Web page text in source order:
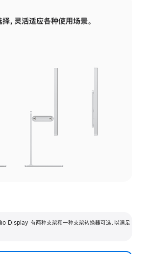
，灵活适应各种使用场景。
Display 有两种支架和一种支架转换器可选，以满足